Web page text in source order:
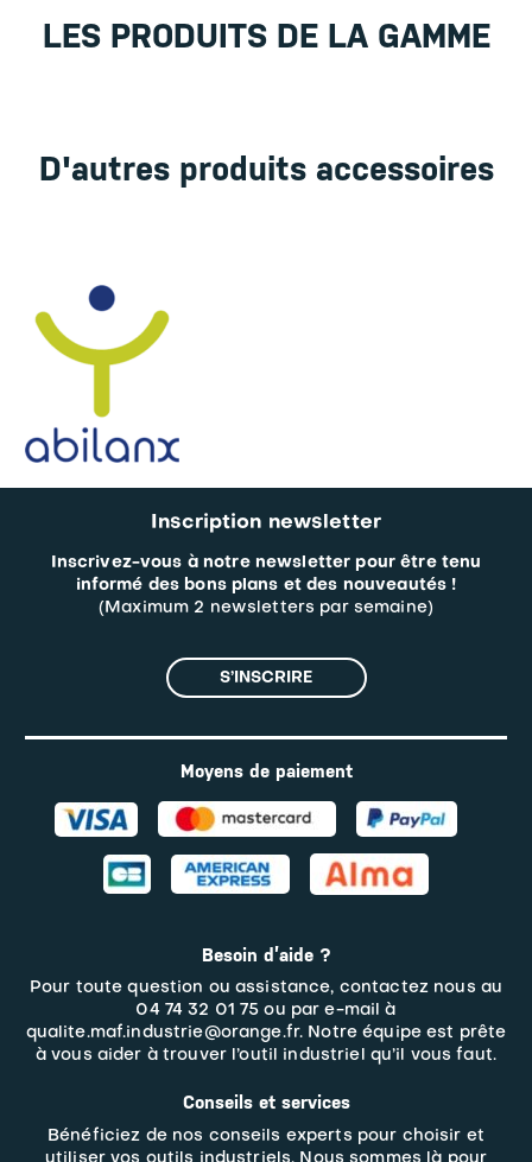
LES PRODUITS DE LA GAMME
D'autres produits accessoires
Inscription newsletter
Inscrivez-vous à notre newsletter pour être tenu
informé des bons plans et des nouveautés !
(Maximum 2 newsletters par semaine)
S’INSCRIRE
Moyens de paiement
Besoin d’aide ?
Pour toute question ou assistance, contactez nous au
04 74 32 01 75 ou par e-mail à
qualite.maf.industrie@orange.fr. Notre équipe est prête
à vous aider à trouver l’outil industriel qu’il vous faut.
Conseils et services
Bénéficiez de nos conseils experts pour choisir et
utiliser vos outils industriels. Nous sommes là pour